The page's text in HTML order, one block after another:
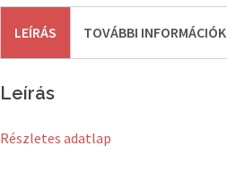
LEÍRÁS TOVÁBBI INFORMÁCIÓK
Leírás
Részletes adatlap